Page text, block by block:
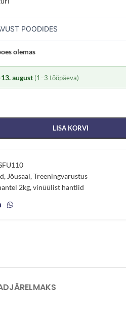
POODIDES
olemas
august (1–3 tööpäeva)
LISA KORVI
, Jõusaal,Treeningvarustus
2kg,vinüülist hantlid
JÄRELMAKS